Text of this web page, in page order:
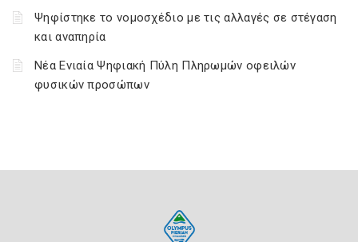
Ψηφίστηκε το νομοσχέδιο με τις αλλαγές σε στέγαση
και αναπηρία
Νέα Ενιαία Ψηφιακή Πύλη Πληρωμών οφειλών
φυσικών προσώπων